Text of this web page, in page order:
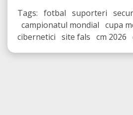
Tags: fotbal suporteri
campionatul mondial cupa
cibernetici site fals cm 2026